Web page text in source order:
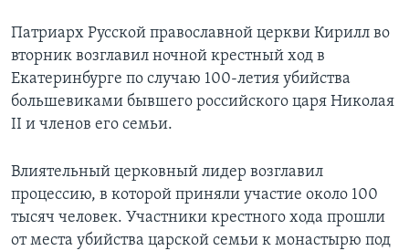
Патриарх Русской православной церкви Кирилл во
вторник возглавил ночной крестный ход в
Екатеринбурге по случаю 100-летия убийства
большевиками бывшего российского царя Николая
II и членов его семьи.
Влиятельный церковный лидер возглавил
процессию, в которой приняли участие около 100
тысяч человек. Участники крестного хода прошли
от места убийства царской семьи к монастырю под